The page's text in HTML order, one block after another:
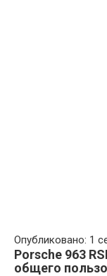
Опубликовано: 1
Porsche 963
общего